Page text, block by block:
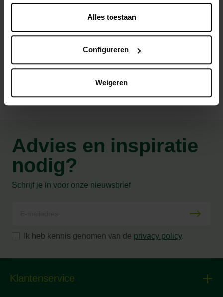
Alles toestaan
Configureren
Weigeren
hoogwaardige ingrediënten en bevatten geen kunstmatige
geur-, kleur- en smaakstoffen.
Advies en inspiratie
nodig?
Schrijf je in voor onze nieuwsbrief
Ik heb kennis genomen van de privacy policy.
Klantenservice